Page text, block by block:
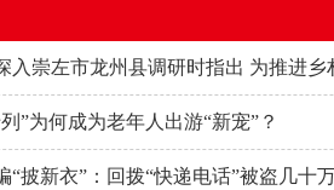
入崇左市龙州县调研时指出 为推进乡
”为何成为老年人出游“新宠”？
“披新衣”：回拨“快递电话”被盗几十